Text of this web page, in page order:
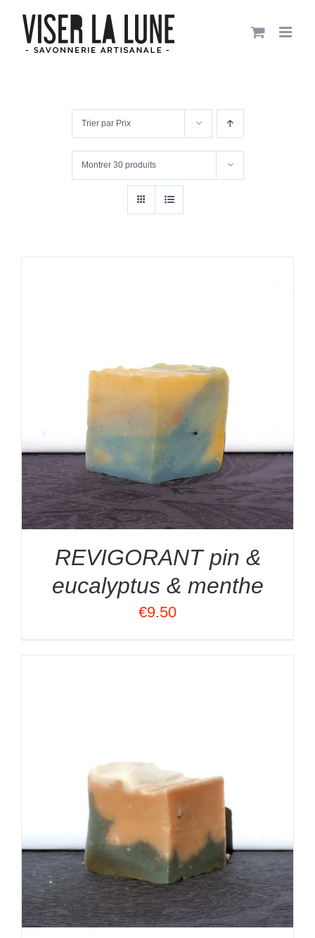
Passer
Trier par Prix
Montrer 30 produits
REVIGORANT pin &
eucalyptus & menthe
€9.50